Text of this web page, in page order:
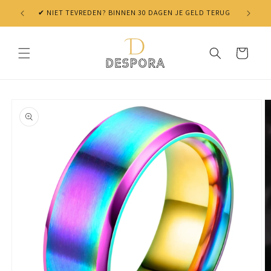
Skip to
content
✔ NIET TEVREDEN? BINNEN 30 DAGEN JE GELD TERUG
Cart
product
information